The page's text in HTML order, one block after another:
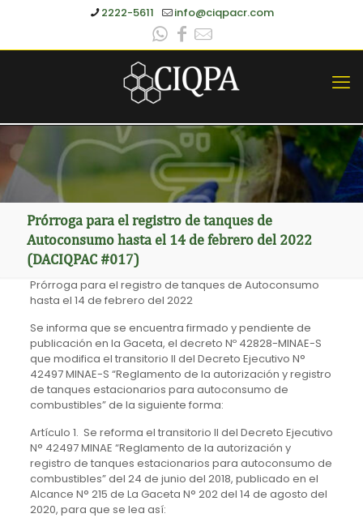
2222-5611 info@ciqpacr.com
Prórroga para el registro de tanques de
Autoconsumo hasta el 14 de febrero del 2022
(DACIQPAC #017)
Prórroga para el registro de tanques de Autoconsumo
hasta el 14 de febrero del 2022
Se informa que se encuentra firmado y pendiente de
publicación en la Gaceta, el decreto Nº 42828-MINAE-S
que modifica el transitorio II del Decreto Ejecutivo N°
42497 MINAE-S “Reglamento de la autorización y registro
de tanques estacionarios para autoconsumo de
combustibles” de la siguiente forma:
Artículo 1. Se reforma el transitorio II del Decreto Ejecutivo
N° 42497 MINAE “Reglamento de la autorización y
registro de tanques estacionarios para autoconsumo de
combustibles” del 24 de junio del 2018, publicado en el
Alcance N° 215 de La Gaceta N° 202 del 14 de agosto del
2020, para que se lea así: